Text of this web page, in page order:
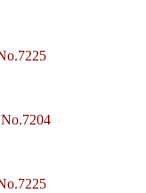
No.7204